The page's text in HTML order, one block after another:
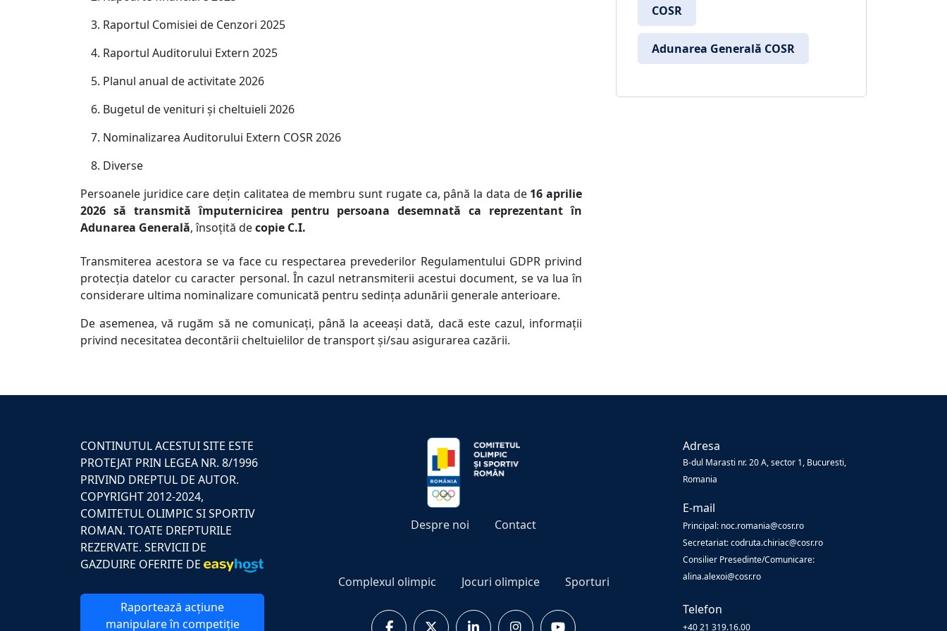
Raportul Comisiei de Cenzori 2025
Raportul Auditorului Extern 2025
Planul anual de activitate 2026
Bugetul de venituri și cheltuieli 2026
Nominalizarea Auditorului Extern COSR 2026
Diverse
Persoanele juridice care dețin calitatea de membru sunt rugate ca, până la data de 16 aprilie
2026 să transmită împuternicirea pentru persoana desemnată ca reprezentant în
Adunarea Generală, însoțită decopie C.I.
Transmiterea acestora se va face cu respectarea prevederilor Regulamentului GDPR privind
protecția datelor cu caracter personal. În cazul netransmiterii acestui document, se va lua în
considerare ultima nominalizare comunicată pentru sedința adunării generale anterioare.
De asemenea, vă rugăm să ne comunicați, până la aceeași dată, dacă este cazul, informații
privind necesitatea decontării cheltuielilor de transport și/sau asigurarea cazării.
încheierea
carierei
sportive
COSR
Adunarea Generală COSR
CONTINUTUL ACESTUI SITE ESTE
PROTEJAT PRIN LEGEA NR. 8/1996
PRIVIND DREPTUL DE AUTOR.
COPYRIGHT 2012-2024,
COMITETUL OLIMPIC SI SPORTIV
ROMAN. TOATE DREPTURILE
REZERVATE. SERVICII DE
GAZDUIRE OFERITE DE
Raportează acțiune
manipulare în competiție
Despre noi Contact
Complexul olimpic Jocuri olimpice Sporturi
Adresa
B-dul Marasti nr. 20 A, sector 1, Bucuresti,
Romania
E-mail
Principal: noc.romania@cosr.ro
Secretariat: codruta.chiriac@cosr.ro
Consilier Presedinte/Comunicare:
alina.alexoi@cosr.ro
Telefon
+40 21 319.16.00